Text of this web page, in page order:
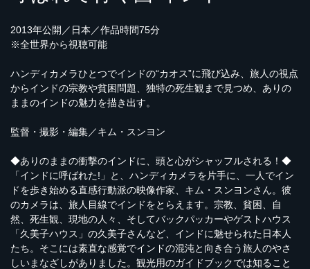
2013年公開／日本／作品時間75分
※全世界から視聴可能
ハンディカメラひとつでインドの“カオス”に飛び込み、旅人の視点
からインドの宗教や貧困問題、独特の死生観まで見つめ、ありの
ままのインドの魅力を描き出す。
監督・撮影・編集／キム・スンヨン
◆ありのままの衝撃のインドに、頭と心がシャッフルされる！◆
「インドに呼ばれた!」と、ハンディカメラを片手に、一人でイン
ドを歩き始める直感行動派の映像作家、キム・スンヨンさん。彼
のカメラは、旅人目線でインドをとらえます。宗教、貧困、自
然、死生観、現地の人々、そしてバックパッカーやゲストハウス
「久美子ハウス」の久美子さんなど、インドに魅せられた日本人
たち。そこには素直な感覚でインドの混沌と向き合う旅人のやさ
しいまなざしがありました。観光用のガイドブックでは知ること